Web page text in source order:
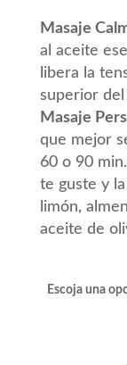
Masaje
al aceite
libera la
superior
Masaje
que mejor
60 o 90
te guste y
limón,
aceite de
Escoja una